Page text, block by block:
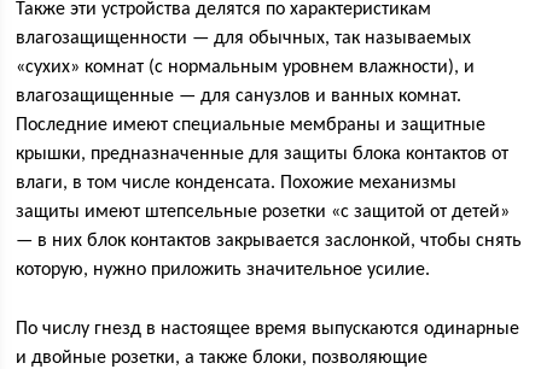
Также эти устройства делятся по характеристикам
влагозащищенности — для обычных, так называемых
«сухих» комнат (с нормальным уровнем влажности), и
влагозащищенные — для санузлов и ванных комнат.
Последние имеют специальные мембраны и защитные
крышки, предназначенные для защиты блока контактов от
влаги, в том числе конденсата. Похожие механизмы
защиты имеют штепсельные розетки «с защитой от детей»
— в них блок контактов закрывается заслонкой, чтобы снять
которую, нужно приложить значительное усилие.
По числу гнезд в настоящее время выпускаются одинарные
и двойные розетки, а также блоки, позволяющие